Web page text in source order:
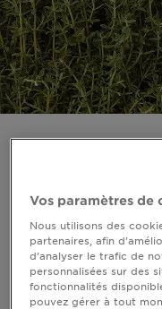
COLORATION
SOLAIRE
SERVICES
NOS
Explorer
Qu’est-
devriez-
une à
de thym
Vos paramètres de
Nous utilisons des
partenaires, afin
d’analyser le trafic de
personnalisées sur des
fonctionnalités
pouvez gérer à tout